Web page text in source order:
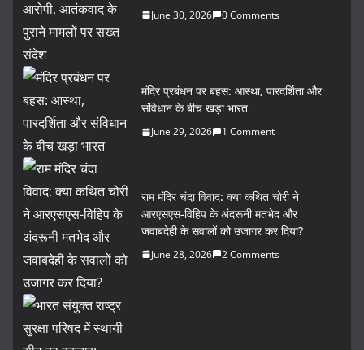
June 30, 2026 0 Comments
मंदिर प्रबंधन पर बहस: आस्था, पारदर्शिता और
संविधान के बीच खड़ा भारत
June 29, 2026 1 Comment
राम मंदिर चंदा विवाद: क्या कथित चोरी ने
आरएसएस-विहिप के अंदरूनी मतभेद और
जवाबदेही के सवालों को उजागर कर दिया?
June 28, 2026 2 Comments